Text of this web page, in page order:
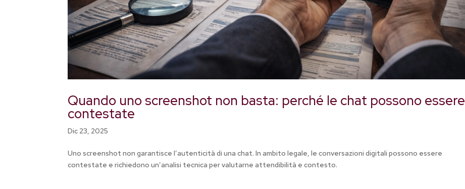
Quando uno screenshot non basta: perché le chat possono essere
contestate
Dic 23, 2025
Uno screenshot non garantisce l’autenticità di una chat. In ambito legale, le conversazioni digitali possono essere
contestate e richiedono un’analisi tecnica per valutarne attendibilità e contesto.